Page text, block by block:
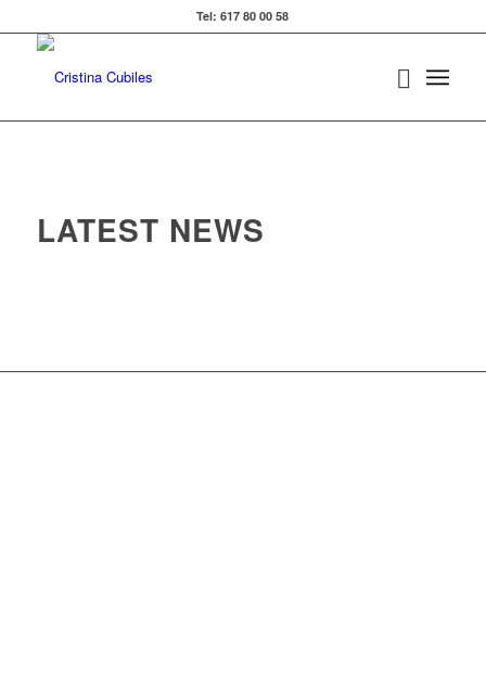
Tel: 617 80 00 58
LATEST NEWS